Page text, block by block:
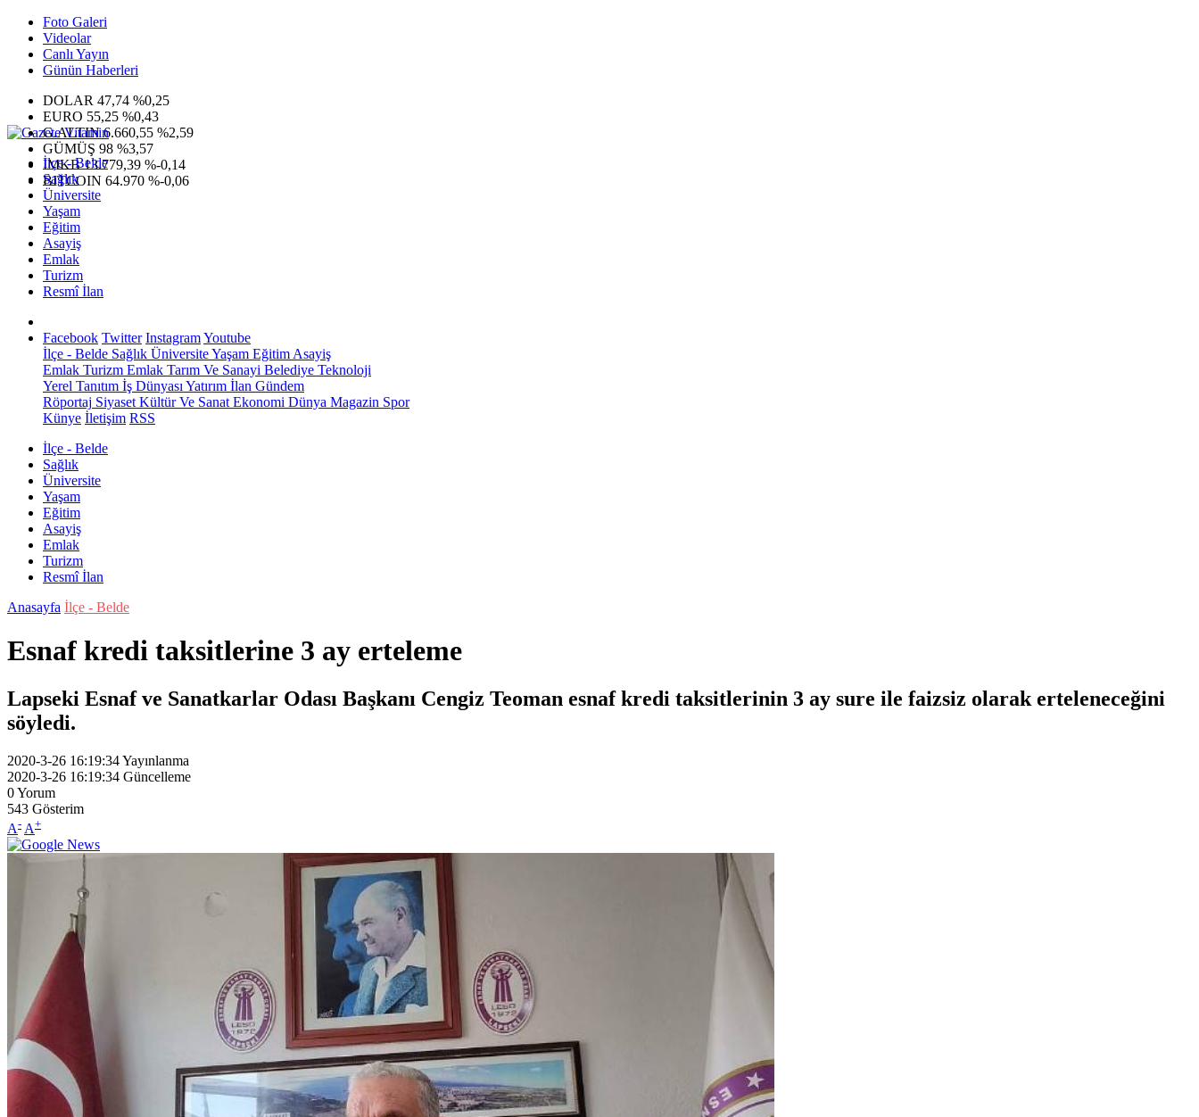
Foto Galeri
Videolar
Canlı Yayın
Günün Haberleri
DOLAR 47,74 %0,25
EURO 55,25 %0,43
G.ALTIN6.660,55 %2,59
GÜMÜŞ 98 %3,57
IMKB13.779,39 %-0,14
BITCOIN 64.970 %-0,06
İlçe - Belde
Sağlık
Üniversite
Yaşam
Eğitim
Asayiş
Emlak
Turizm
Resmî İlan
Facebook Twitter InstagramYoutube
İlçe - Belde Sağlık ÜniversiteYaşam Eğitim Asayiş
Emlak Turizm Emlak Tarım Ve Sanayi Belediye Teknoloji
Yerel Tanıtım İş Dünyası Yatırım İlan Gündem
Röportaj Siyaset Kültür Ve Sanat Ekonomi Dünya Magazin Spor
Künye İletişim RSS
İlçe - Belde
Sağlık
Üniversite
Yaşam
Eğitim
Asayiş
Emlak
Turizm
Resmî İlan
Anasayfa İlçe - Belde
Esnaf kredi taksitlerine 3 ay erteleme
Lapseki Esnaf ve Sanatkarlar Odası Başkanı Cengiz Teoman esnaf kredi taksitlerinin 3 ay sure ile faizsiz olarak erteleneceğini
söyledi.
2020-3-26 16:19:34Yayınlanma
2020-3-26 16:19:34 Güncelleme
0Yorum
543 Gösterim
A- A+